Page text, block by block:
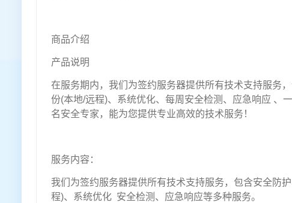
商品介绍
产品说明
在服务期内，我们为签约服务器提供所有技术支持服务
份(本地/远程)、系统优化、每周安全检测、应急响应 、
名安全专家，能为您提供专业高效的技术服务！
服务内容：
我们为签约服务器提供所有技术支持服务，包含安全防
程)、系统优化 安全检测、应急响应等多种服务。